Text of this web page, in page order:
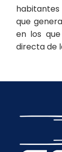
habitantes
que
en los
directa de